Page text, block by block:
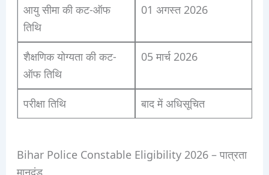
आयु सीमा की कट-ऑफ
तिथि
01 अगस्त 2026
शैक्षणिक योग्यता की कट-
ऑफ तिथि
05 मार्च 2026
परीक्षा तिथि बाद में अधिसूचित
Bihar Police Constable Eligibility 2026 – पात्रता
मानदंड